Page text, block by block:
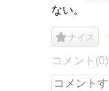
ない。
ナイス
コメント(0)